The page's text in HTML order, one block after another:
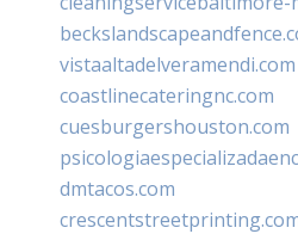
vistaaltadelveramendi.com
coastlinecateringnc.com
cuesburgershouston.com
dmtacos.com